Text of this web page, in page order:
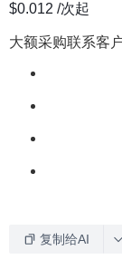
$0.012 /次起
大额采购联系客
复制给AI